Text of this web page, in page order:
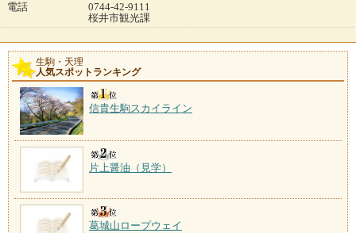
電話
0744-42-9111
桜井市観光課
生駒・天理
人気スポットランキング
信貴生駒スカイライン
片上醤油（見学）
葛城山ロープウェイ